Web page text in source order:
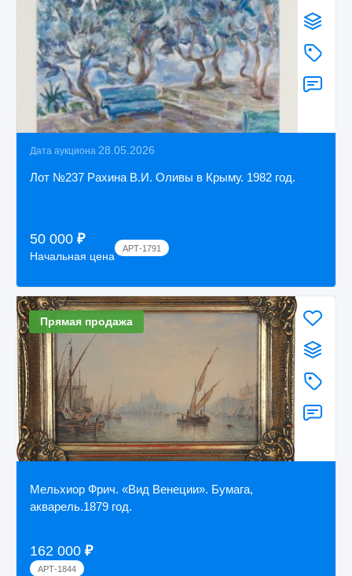
Дата аукциона 28.05.2026
Лот №237 Рахина В.И. Оливы в Крыму. 1982 год.
50 000 ₽
Начальная цена
АРТ-1791
Прямая продажа
Мельхиор Фрич. «Вид Венеции». Бумага,
акварель.1879 год.
162 000 ₽
АРТ-1844